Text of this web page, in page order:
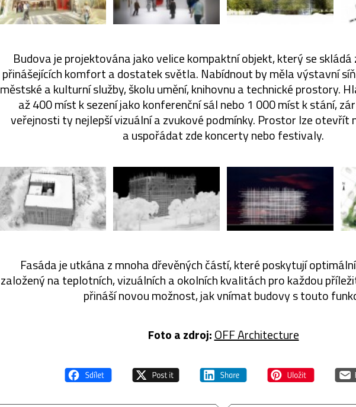
Budova je projektována jako velice kompaktní objekt, který se skládá
přinášejících komfort a dostatek světla. Nabídnout by měla výstavní
městské a kulturní služby, školu umění, knihovnu a technické prostory.
až 400 míst k sezení jako konferenční sál nebo 1 000 míst k stání,
veřejnosti ty nejlepší vizuální a zvukové podmínky. Prostor lze otevřít
a uspořádat zde koncerty nebo festivaly.
Fasáda je utkána z mnoha dřevěných částí, které poskytují
založený na teplotních, vizuálních a okolních kvalitách pro každou
přináší novou možnost, jak vnímat budovy s touto
Foto a zdroj:OFF Architecture